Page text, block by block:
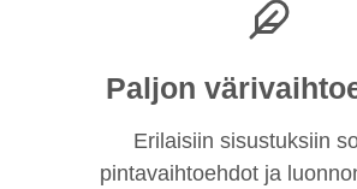
Paljon
Erilaisiin sisustuksiin
pintavaihtoehdot ja